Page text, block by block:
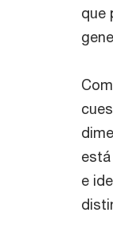
que
e